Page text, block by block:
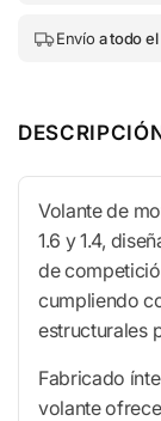
Envíoa todo el
Volante de
1.6 y 1.4,
de
cumpliendo
estructurales
Fabricado
volante